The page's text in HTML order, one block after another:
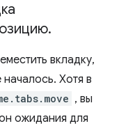
.
вкладку,
Хотя в
, вы
ожидания для